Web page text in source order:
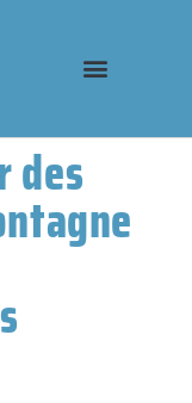
des